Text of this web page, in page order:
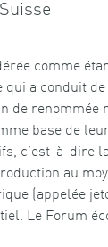
comme
qui a conduit
de renommée
base de
c’est-à-dire
au
(appelée
Le Forum